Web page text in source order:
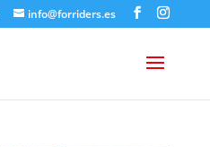
info@forriders.es